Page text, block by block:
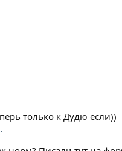
только к Дудю если))